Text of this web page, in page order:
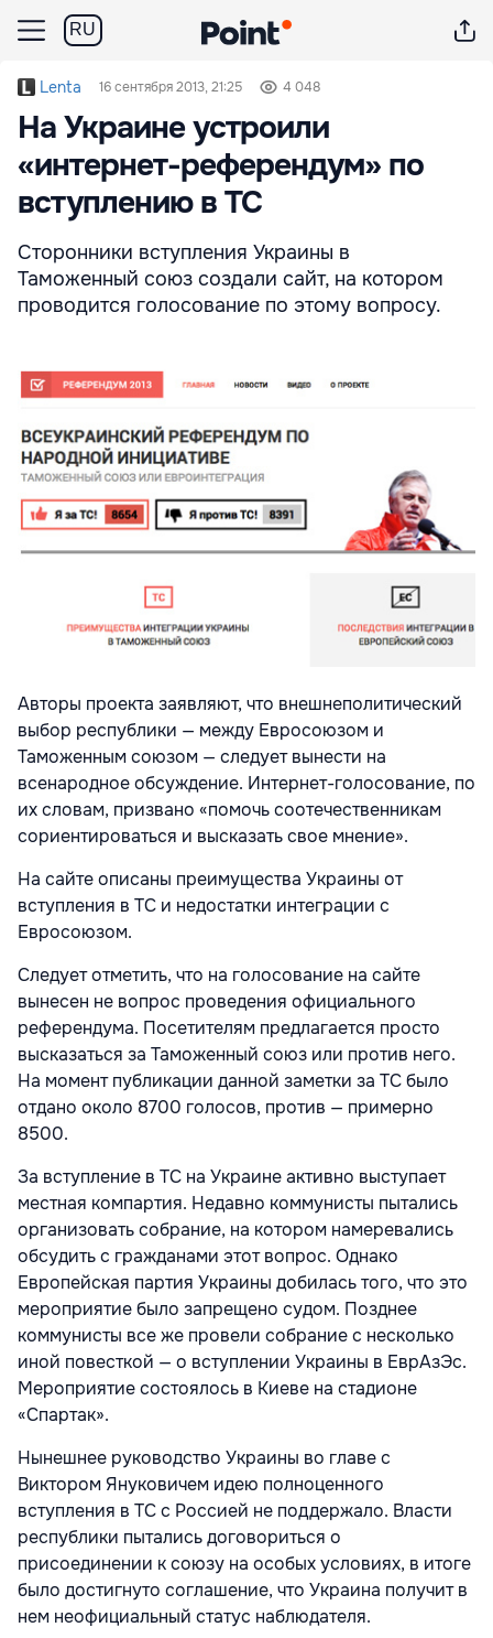
RU
Lenta 16 сентября 2013, 21:25 4 048
На Украине устроили
«интернет-референдум» по
вступлению в ТС
Сторонники вступления Украины в
Таможенный союз создали сайт, на котором
проводится голосование по этому вопросу.
Авторы проекта заявляют, что внешнеполитический
выбор республики — между Евросоюзом и
Таможенным союзом — следует вынести на
всенародное обсуждение. Интернет-голосование, по
их словам, призвано «помочь соотечественникам
сориентироваться и высказать свое мнение».
На сайте описаны преимущества Украины от
вступления в ТС и недостатки интеграции с
Евросоюзом.
Следует отметить, что на голосование на сайте
вынесен не вопрос проведения официального
референдума. Посетителям предлагается просто
высказаться за Таможенный союз или против него.
На момент публикации данной заметки за ТС было
отдано около 8700 голосов, против — примерно
8500.
За вступление в ТС на Украине активно выступает
местная компартия. Недавно коммунисты пытались
организовать собрание, на котором намеревались
обсудить с гражданами этот вопрос. Однако
Европейская партия Украины добилась того, что это
мероприятие было запрещено судом. Позднее
коммунисты все же провели собрание с несколько
иной повесткой — о вступлении Украины в ЕврАзЭс.
Мероприятие состоялось в Киеве на стадионе
«Спартак».
Нынешнее руководство Украины во главе с
Виктором Януковичем идею полноценного
вступления в ТС с Россией не поддержало. Власти
республики пытались договориться о
присоединении к союзу на особых условиях, в итоге
было достигнуто соглашение, что Украина получит в
нем неофициальный статус наблюдателя.